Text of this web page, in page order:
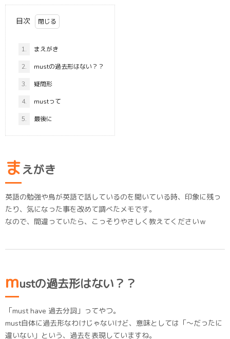
目次
1. まえがき
2. mustの過去形はない？？
3. 疑問形
4. mustって
5. 最後に
まえがき
英語の勉強や鳥が英語で話しているのを聞いている時、印象に残っ
たり、気になった事を改めて調べたメモです。
なので、間違っていたら、こっそりやさしく教えてくださいｗ
mustの過去形はない？？
「must have 過去分詞」ってやつ。
must自体に過去形なわけじゃないけど、意味としては「〜だったに
違いない」という、過去を表現していますね。